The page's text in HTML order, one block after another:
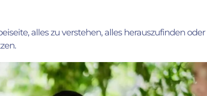
alles zu verstehen, alles herauszufinden oder